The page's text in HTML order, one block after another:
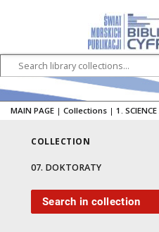
MAIN PAGE | Collections | 1.
COLLECTION
07. DOKTORATY
Search in collection